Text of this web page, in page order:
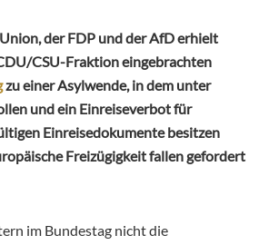
der FDP und der AfD erhielt
CSU-Fraktion eingebrachten
zu einer Asylwende, in dem unter
und ein Einreiseverbot für
Einreisedokumente besitzen
Freizügigkeit fallen gefordert
im Bundestag nicht die